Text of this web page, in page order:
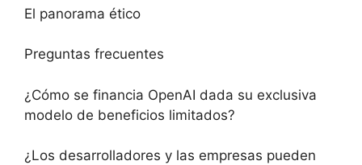
El panorama ético
Preguntas frecuentes
¿Cómo se financia OpenAI dada su exclusiva
modelo de beneficios limitados?
¿Los desarrolladores y las empresas pueden